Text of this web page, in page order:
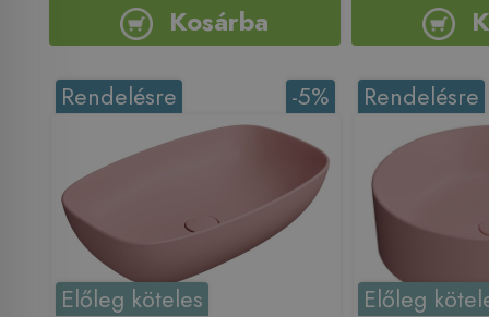
Kosárba
-5%
Rendelésre
Előleg köteles
Rendelésre
Előleg